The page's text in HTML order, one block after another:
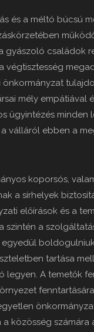
és a méltó búcsú
gyászoló családok
végtisztesség
mély empátiával
ügyintézés minden
válláról ebben a
koporsós,
a sírhelyek
előírások és a
szintén a
tartása
legyen. A temetők
közösség